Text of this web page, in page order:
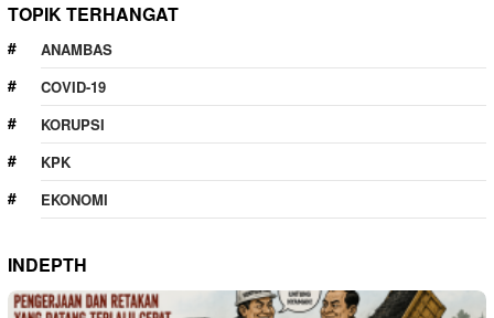
TOPIK TERHANGAT
ANAMBAS
COVID-19
KORUPSI
KPK
EKONOMI
INDEPTH